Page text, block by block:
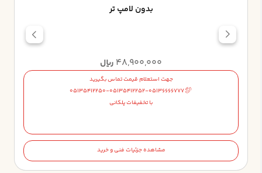
بدون لامپ تر
48,900,000 ریال
جهت استعلام قیمت تماس بگیرید
05135412250-05135412252-05136666777
با تخفیفات پلکانی
مشاهده جزئیات فنی و خرید